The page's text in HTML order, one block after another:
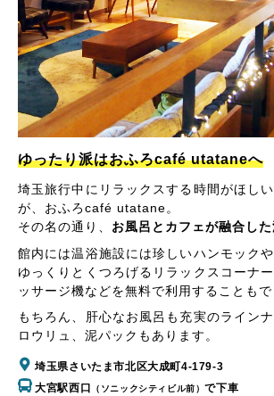
ゆったり派はおふろcafé utataneへ
埼玉旅行中にリラックスする時間がほし
が、おふろcafé utatane。
その名の通り、 お風呂とカフェが融合した
館内には温浴施設には珍しいハンモック
ゆっくりとくつろげるリラックスコーナ
ッサージ機などを無料で利用することもで
もちろん、肝心なお風呂も充実のライン
ロウリュ、泥パックもあります。
埼玉県さいたま市北区大成町4-179-3
大宮駅西口
（ソニックシティビル前）で下車